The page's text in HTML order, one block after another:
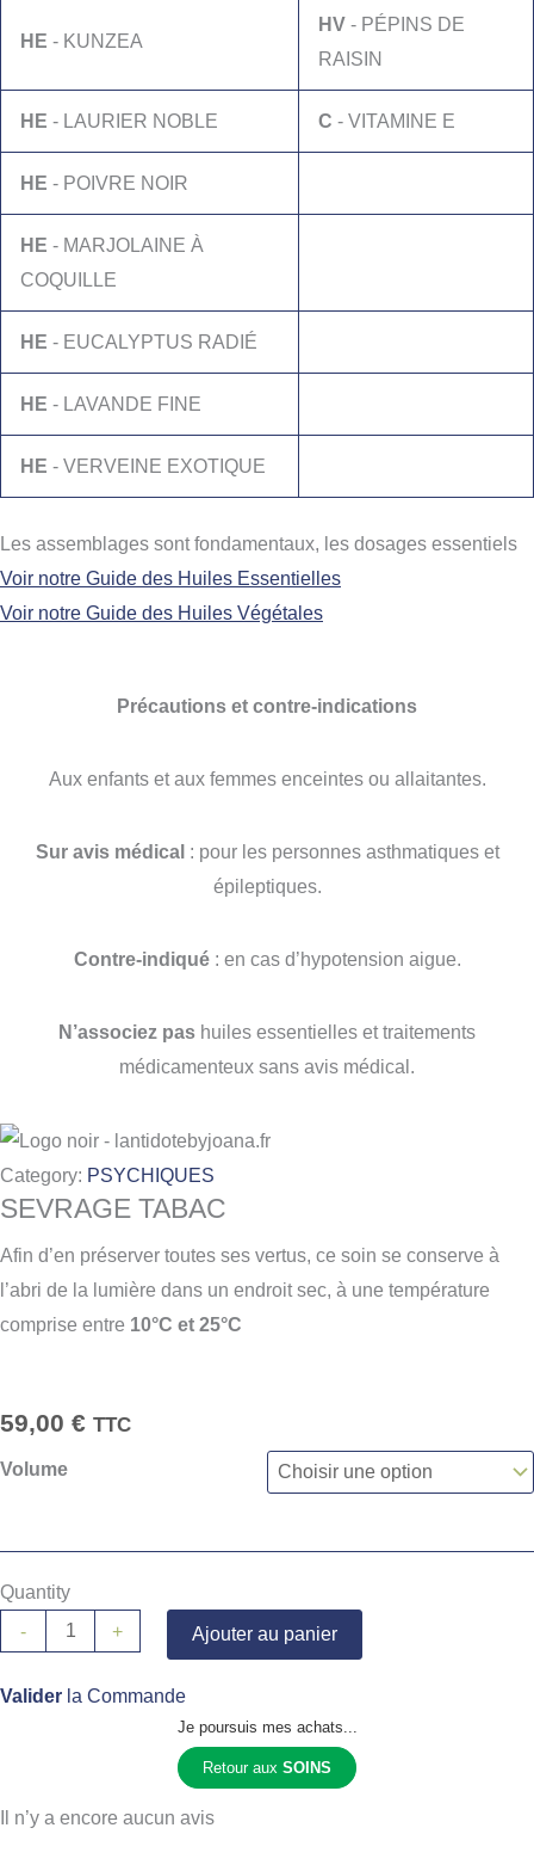
HE - KUNZEA
HV - PÉPINS DE
RAISIN
HE - LAURIER NOBLE C - VITAMINE E
HE - POIVRE NOIR
HE - MARJOLAINE À
COQUILLE
HE - EUCALYPTUS RADIÉ
HE - LAVANDE FINE
HE - VERVEINE EXOTIQUE
Les assemblages sont fondamentaux, les dosages essentiels
Voir notre Guide des Huiles Essentielles
Voir notre Guide des Huiles Végétales
Précautions et contre-indications
Aux enfants et aux femmes enceintes ou allaitantes.
Sur avis médical : pour les personnes asthmatiques et
épileptiques.
Contre-indiqué: en cas d’hypotension aigue.
N’associez pas huiles essentielles et traitements
médicamenteux sans avis médical.
Category: PSYCHIQUES
SEVRAGE TABAC
Afin d’en préserver toutes ses vertus, ce soin se conserve à
l’abri de la lumière dans un endroit sec, à une température
comprise entre 10°C et 25°C
59,00 € TTC
Volume
Quantity
-
+ Ajouter au panier
Valider la Commande
Je poursuis mes achats...
Retour aux SOINS
Il n’y a encore aucun avis